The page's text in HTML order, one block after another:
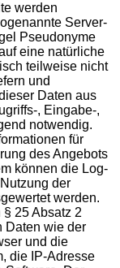
werden
Server-
Pseudonyme
eine natürliche
teilweise nicht
und
Daten aus
, Eingabe-,
notwendig.
für
des Angebots
können die Log-
der
werden.
25 Absatz 2
Daten wie der
und die
die IP-Adresse